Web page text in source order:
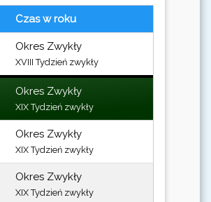
Czas w roku
Okres Zwykły
XVIII Tydzień zwykły
Okres Zwykły
XIX Tydzień zwykły
Okres Zwykły
XIX Tydzień zwykły
Okres Zwykły
XIX Tydzień zwykły